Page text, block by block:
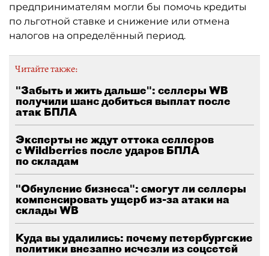
предпринимателям могли бы помочь кредиты
по льготной ставке и снижение или отмена
налогов на определённый период.
Читайте также:
"Забыть и жить дальше": селлеры WB
получили шанс добиться выплат после
атак БПЛА
Эксперты не ждут оттока селлеров
с Wildberries после ударов БПЛА
по складам
"Обнуление бизнеса": смогут ли селлеры
компенсировать ущерб из-за атаки на
склады WB
Куда вы удалились: почему петербургские
политики внезапно исчезли из соцсетей